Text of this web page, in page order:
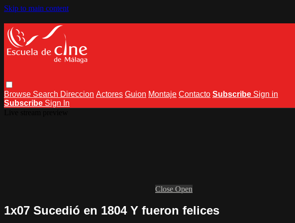
Skip to main content
Browse Search Direccion Actores Guion Montaje Contacto Subscribe Sign in
Subscribe Sign In
Close Open
1x07 Sucedió en 1804 Y fueron felices